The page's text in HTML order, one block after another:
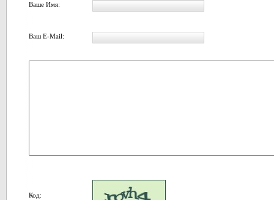
Ваше Имя:
Ваш E-Mail:
Код: